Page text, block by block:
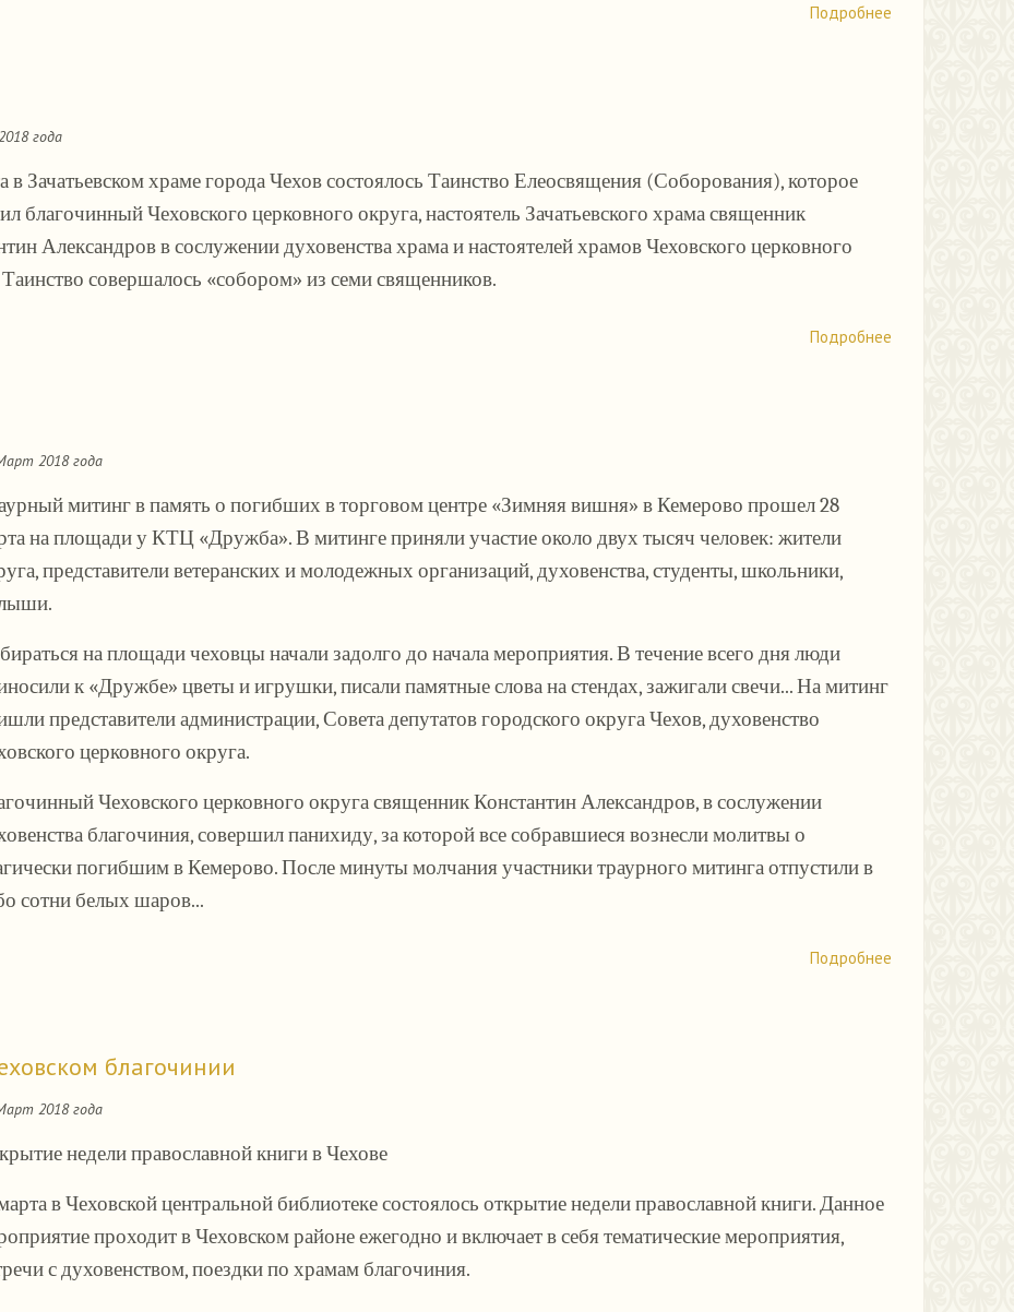
Подробнее
года
в Зачатьевском храме города Чехов состоялось Таинство Елеосвящения (Соборования), которое
благочинный Чеховского церковного округа, настоятель Зачатьевского храма священник
Александров в сослужении духовенства храма и настоятелей храмов Чеховского церковного
Таинство совершалось «собором» из семи священников.
Подробнее
2018 года
митинг в память о погибших в торговом центре «Зимняя вишня» в Кемерово прошел 28
на площади у КТЦ «Дружба». В митинге приняли участие около двух тысяч человек: жители
представители ветеранских и молодежных организаций, духовенства, студенты, школьники,
на площади чеховцы начали задолго до начала мероприятия. В течение всего дня люди
к «Дружбе» цветы и игрушки, писали памятные слова на стендах, зажигали свечи... На митинг
представители администрации, Совета депутатов городского округа Чехов, духовенство
церковного округа.
Чеховского церковного округа священник Константин Александров, в сослужении
благочиния, совершил панихиду, за которой все собравшиеся вознесли молитвы о
погибшим в Кемерово. После минуты молчания участники траурного митинга отпустили в
сотни белых шаров...
Подробнее
благочинии
2018 года
недели православной книги в Чехове
в Чеховской центральной библиотеке состоялось открытие недели православной книги. Данное
проходит в Чеховском районе ежегодно и включает в себя тематические мероприятия,
с духовенством, поездки по храмам благочиния.